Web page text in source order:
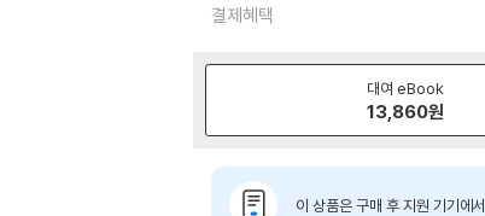
결제혜택
대여 eBook
13,860원
이 상품은 구매 후 지원 기기에서